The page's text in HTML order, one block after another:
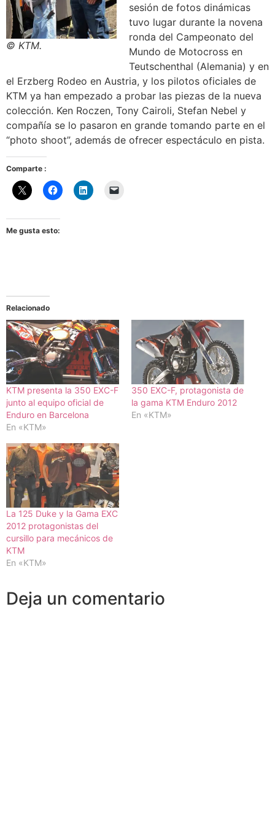
© KTM.
sesión de fotos dinámicas
tuvo lugar durante la novena
ronda del Campeonato del
Mundo de Motocross en
Teutschenthal (Alemania) y en
el Erzberg Rodeo en Austria, y los pilotos oficiales de
KTM ya han empezado a probar las piezas de la nueva
colección. Ken Roczen, Tony Cairoli, Stefan Nebel y
compañía se lo pasaron en grande tomando parte en el
“photo shoot”, además de ofrecer espectáculo en pista.
Comparte :
Me gusta esto:
Relacionado
KTM presenta la 350 EXC-F
junto al equipo oficial de
Enduro en Barcelona
En «KTM»
350 EXC-F, protagonista de
la gama KTM Enduro 2012
En «KTM»
La 125 Duke y la Gama EXC
2012 protagonistas del
cursillo para mecánicos de
KTM
En «KTM»
Deja un comentario